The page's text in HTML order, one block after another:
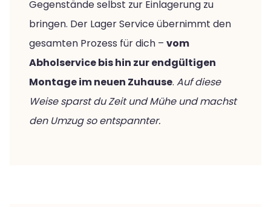
Gegenstände selbst zur Einlagerung zu
bringen. Der Lager Service übernimmt den
gesamten Prozess für dich – vom
Abholservice bis hin zur endgültigen
Montage im neuen Zuhause. Auf diese
Weise sparst du Zeit und Mühe und machst
den Umzug so entspannter.